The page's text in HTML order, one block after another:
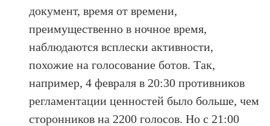
документ, время от времени,
преимущественно в ночное время,
наблюдаются всплески активности,
похожие на голосование ботов. Так,
например, 4 февраля в 20:30 противников
регламентации ценностей было больше, чем
сторонников на 2200 голосов. Но с 21:00